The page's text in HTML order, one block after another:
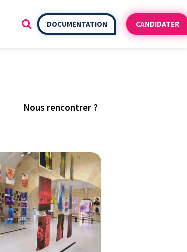
DOCUMENTATION CANDIDATER
Nous rencontrer ?